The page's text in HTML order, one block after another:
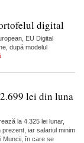
digital
EU Digital
după modelul
lei din luna
la 4.325 lei lunar,
iar salariul minim
Muncii, în care se